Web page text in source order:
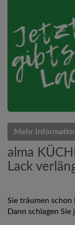
Mehr
alma
Lack
Sie träumen schon
Dann schlagen Sie